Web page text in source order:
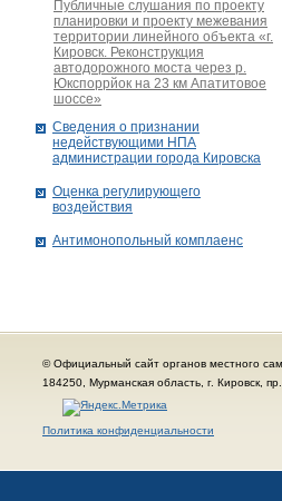
Публичные слушания по проекту
планировки и проекту межевания
территории линейного объекта «г.
Кировск. Реконструкция
автодорожного моста через р.
Юкспоррйок на 23 км Апатитовое
шоссе»
Сведения о признании
недействующими НПА
администрации города Кировскa
Оценка регулирующего
воздействия
Антимонопольный комплаенс
© Официальный сайт органов местного
184250, Мурманская область, г. Кировск,
Политика конфиденциальности